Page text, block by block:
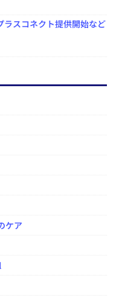
スコネクト提供開始など
ケア